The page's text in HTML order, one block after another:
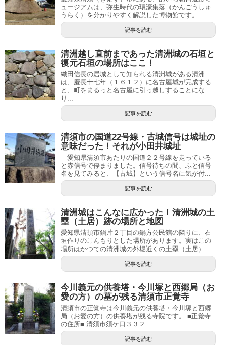
ュージアムは、弥生時代の環濠集落（かんごうしゅ
うらく）を分かりやすく解説した博物館です。 ...
記事を読む
清洲越し直前まであった清洲城の石垣と
復元石垣の場所はここ！
織田信長の居城として知られる清洲城がある清洲
は、慶長十七年（１６１２）に名古屋城が完成する
と、町をまるっと名古屋に引っ越しすることにな
り...
記事を読む
清須市の国道22号線・古城信号は城址の
意味だった！それが小田井城址
愛知県清須市あたりの国道２２号線を走っている
と赤信号で停まりました。信号待ちの間、ふと信号
名を見てみると、【古城】という信号名に気が付...
記事を読む
清洲城はこんなに広かった！清洲城の土
塁（土居）跡の場所と地図
愛知県清須市鍋片２丁目の鍋方公民館の隣りに、石
垣作りのこんもりとした場所があります。実はこの
場所はかつての清洲城の外堀近くの土塁（土居）...
記事を読む
今川義元の供養塔・今川塚と西郷局（お
愛の方）の墓が残る清須市正覚寺
清須市の正覚寺は今川義元の供養塔・今川塚と西郷
局（お愛の方）の供養塔が残る寺院です。 ■正覚寺
の住所■ 清須市須ケ口３３２ ...
記事を読む